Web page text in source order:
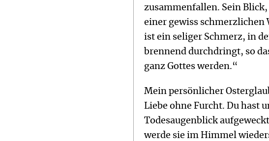
zusammenfallen. Sein
einer gewiss schmerzlichen
ist ein seliger Schmerz, in
brennend durchdringt, so
ganz Gottes werden.“
Mein persönlicher
Liebe ohne Furcht. Du hast
Todesaugenblick
werde sie im Himmel